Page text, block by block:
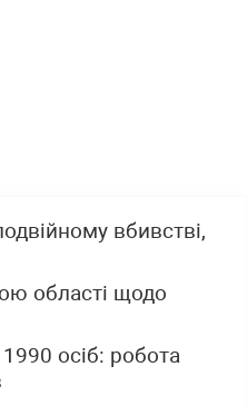
вбивстві,
області щодо
осіб: робота